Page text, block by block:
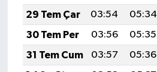
29 Tem Çar
03:54 05:34
30 Tem Per
03:56 05:35
31 Tem Cum
03:57 05:36